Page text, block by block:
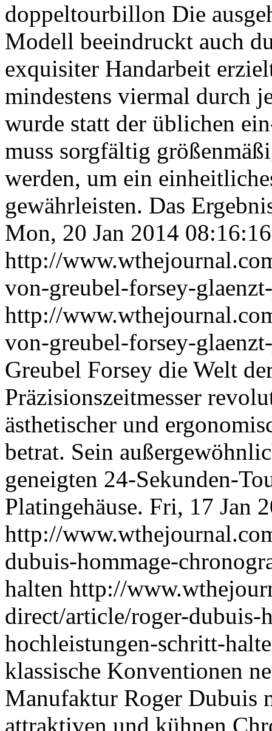
doppeltourbillon Die
Modell beeindruckt auch
exquisiter Handarbeit
mindestens viermal durch
wurde statt der üblichen
muss sorgfältig
werden, um ein
gewährleisten. Das
Mon, 20 Jan 2014
http://
von-greubel-forsey-
http://
von-greubel-forsey-
Greubel Forsey die Welt
Präzisionszeitmesser
ästhetischer und
betrat. Sein
geneigten 24-Sekunden-
Platingehäuse. Fri, 17 Jan
http://
dubuis-hommage-
halten http://
direct/article/roger-dubuis-
hochleistungen-schritt-
klassische Konventionen
Manufaktur Roger Dubuis
attraktiven und kühnen